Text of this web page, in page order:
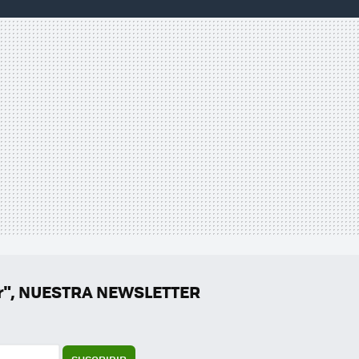
NEWSLETTER